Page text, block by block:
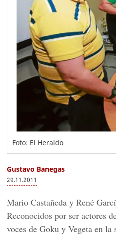
Foto: El Heraldo
Gustavo Banegas
29.11.2011
Mario Castañeda y René
Reconocidos por ser actores
voces de Goku y Vegeta en